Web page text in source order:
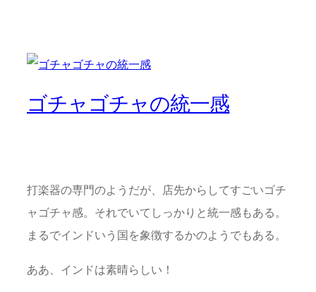
ゴチャゴチャの統一感
打楽器の専門のようだが、店先からしてすごいゴチ
ャゴチャ感。それでいてしっかりと統一感もある。
まるでインドいう国を象徴するかのようでもある。
ああ、インドは素晴らしい！